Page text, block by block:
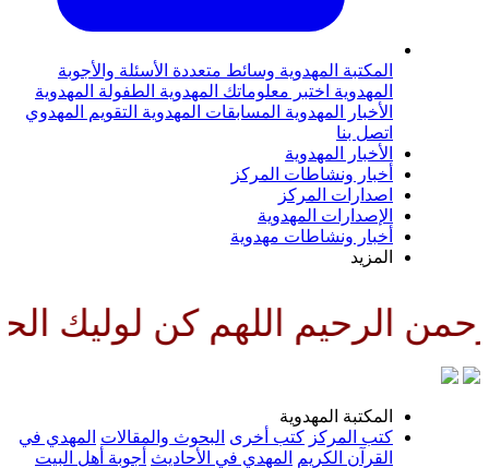
المكتبة المهدوية وسائط متعددة الأسئلة والأجوبة
المهدوية اختبر معلوماتك المهدوية الطفولة المهدوية
الأخبار المهدوية المسابقات المهدوية التقويم المهدوي
اتصل بنا
الأخبار المهدوية
أخبار ونشاطات المركز
اصدارات المركز
الإصدارات المهدوية
أخبار ونشاطات مهدوية
المزيد
الرحيم اللهم كن لوليك
المكتبة المهدوية
كتب المركز كتب أخرى البحوث والمقالات المهدي في
القرآن الكريم
المهدي في الأحاديث أجوبة أهل البيت